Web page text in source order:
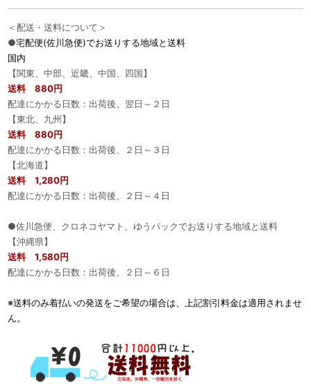
＜配送・送料について＞
●宅配便(佐川急便)でお送りする地域と送料
国内
【関東、中部、近畿、中国、四国】
送料 880円
配達にかかる日数：出荷後、翌日～２日
【東北、九州】
送料 880円
配達にかかる日数：出荷後、２日～３日
【北海道】
送料 1,280円
配達にかかる日数：出荷後、２日～４日
●佐川急便、クロネコヤマト、ゆうパックでお送りする地域と送料
【沖縄県】
送料 1,580円
配達にかかる日数：出荷後、２日～６日
※送料のみ着払いの発送をご希望の場合は、上記割引料金は適用されませ
ん。